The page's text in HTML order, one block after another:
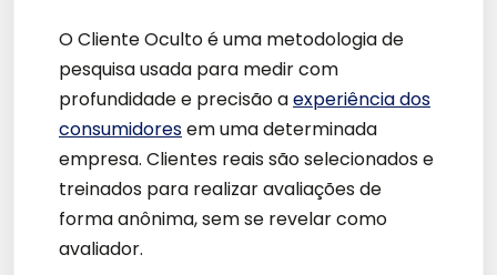
O Cliente Oculto é uma metodologia de
pesquisa usada para medir com
profundidade e precisão aexperiência dos
consumidoresem uma determinada
empresa. Clientes reais são selecionados e
treinados para realizar avaliações de
forma anônima, sem se revelar como
avaliador.